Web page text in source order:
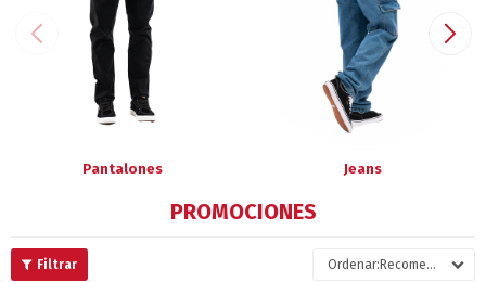
Pantalones Jeans
PROMOCIONES
Recomendados